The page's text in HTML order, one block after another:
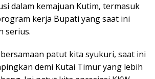
dalam kemajuan Kutim, termasuk
kerja Bupati yang saat ini
serius.
patut kita syukuri, saat ini
demi Kutai Timur yang lebih